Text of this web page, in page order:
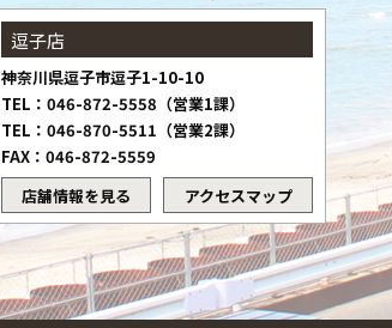
逗子店
神奈川県逗子市逗子1-10-10
TEL：046-872-5558（営業1課）
TEL：046-870-5511（営業2課）
FAX：046-872-5559
店舗情報を見る
アクセスマップ